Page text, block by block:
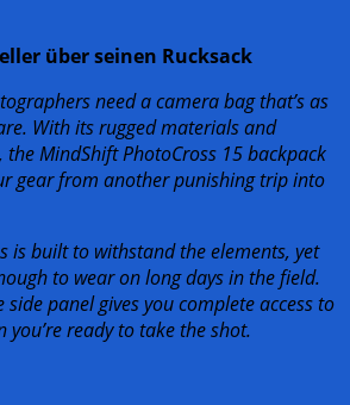
über seinen Rucksack
need a camera bag that’s as
With its rugged materials and
the MindShift PhotoCross 15 backpack
gear from another punishing trip into
is built to withstand the elements, yet
to wear on long days in the field.
side panel gives you complete access to
you’re ready to take the shot.